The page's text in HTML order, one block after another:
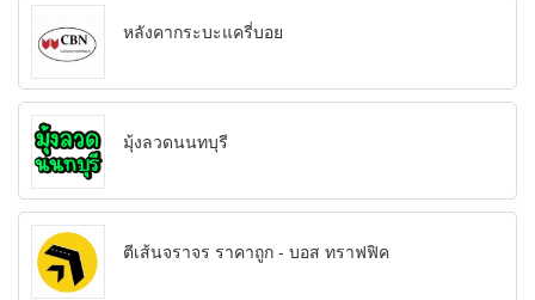
หลังคากระบะแครี่บอย
มุ้งลวดนนทบุรี
ตีเส้นจราจร ราคาถูก - บอส ทราฟฟิค